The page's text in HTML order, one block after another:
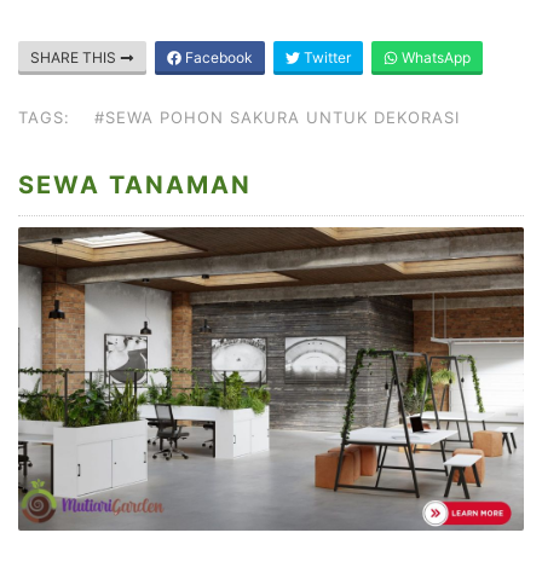
SHARE THIS Facebook Twitter WhatsApp
TAGS: #SEWA POHON SAKURA UNTUK DEKORASI
SEWA TANAMAN